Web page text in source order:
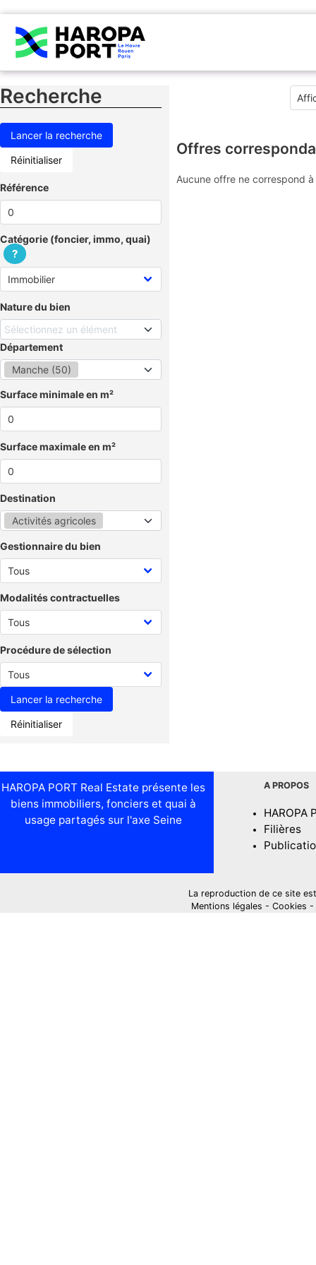
Recherche
Réinitialiser
Référence
Catégorie (foncier, immo, quai)
?
Nature du bien
Sélectionnez un élément
Département
Manche (50)
Surface minimale en m²
Surface maximale en m²
Destination
Activités agricoles
Gestionnaire du bien
Modalités contractuelles
Procédure de sélection
Réinitialiser
Offres
Aucune offre ne correspond
HAROPA PORT Real Estate présente les
biens immobiliers, fonciers et quai à
usage partagés sur l'axe Seine
A PROPOS
HAROPA
Filières
La reproduction de ce site
Mentions légales - Cookies -